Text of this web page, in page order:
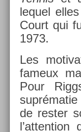
lequel
Court qui
1973.
Les
fameux
Pour
de re­st­er